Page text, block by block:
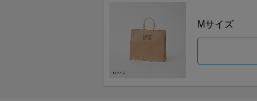
Mサイズ